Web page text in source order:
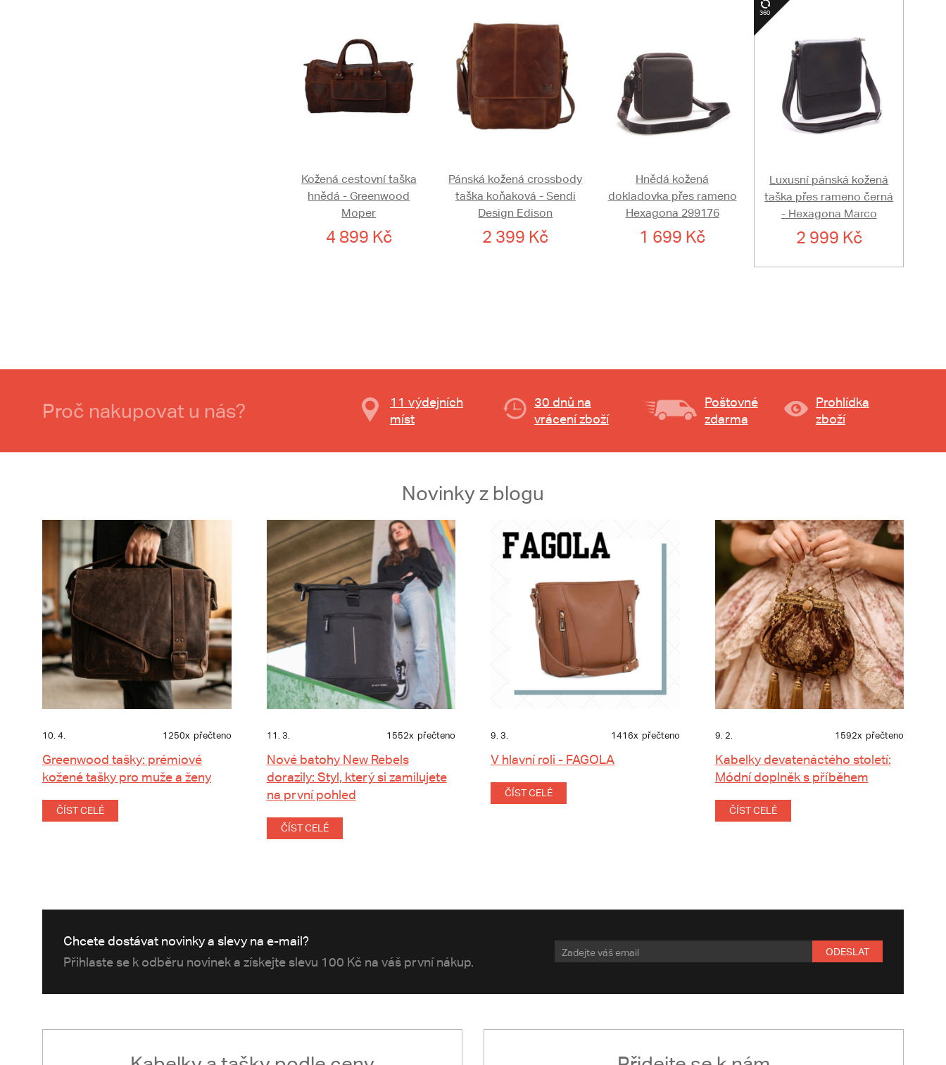
Kožená cestovní taška
hnědá - Greenwood
Moper
4 899 Kč
Pánská kožená crossbody
taška koňaková - Sendi
Design Edison
2 399 Kč
Hnědá kožená
dokladovka přes rameno
Hexagona 299176
1 699 Kč
Luxusní pánská kožená
taška přes rameno černá
- Hexagona Marco
2 999 Kč
Proč nakupovat u nás?
11 výdejních
míst
30 dnů na
vrácení zboží
Poštovné
zdarma
Prohlídka
zboží
Novinky z blogu
10. 4. 1250x přečteno
Greenwood tašky: prémiové
kožené tašky pro muže a ženy
ČÍST CELÉ
11. 3. 1552x přečteno
Nové batohy New Rebels
dorazily: Styl, který si zamilujete
na první pohled
ČÍST CELÉ
9. 3. 1416x přečteno
V hlavní roli - FAGOLA
ČÍST CELÉ
9. 2. 1592x přečteno
Kabelky devatenáctého století:
Módní doplněk s příběhem
ČÍST CELÉ
Chcete dostávat novinky a slevy na e-mail?
Přihlaste se k odběru novinek a získejte slevu 100 Kč na váš první nákup.
ODESLAT